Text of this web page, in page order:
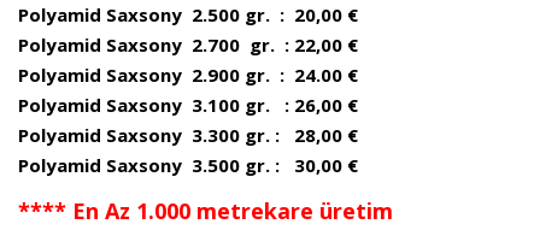
Polyamid Saxsony 2.500 gr. : 20,00 €
Polyamid Saxsony 2.700 gr. : 22,00 €
Polyamid Saxsony 2.900 gr. : 24.00 €
Polyamid Saxsony 3.100 gr. : 26,00 €
Polyamid Saxsony 3.300 gr. : 28,00 €
Polyamid Saxsony 3.500 gr. : 30,00 €
**** En Az 1.000 metrekare üretim